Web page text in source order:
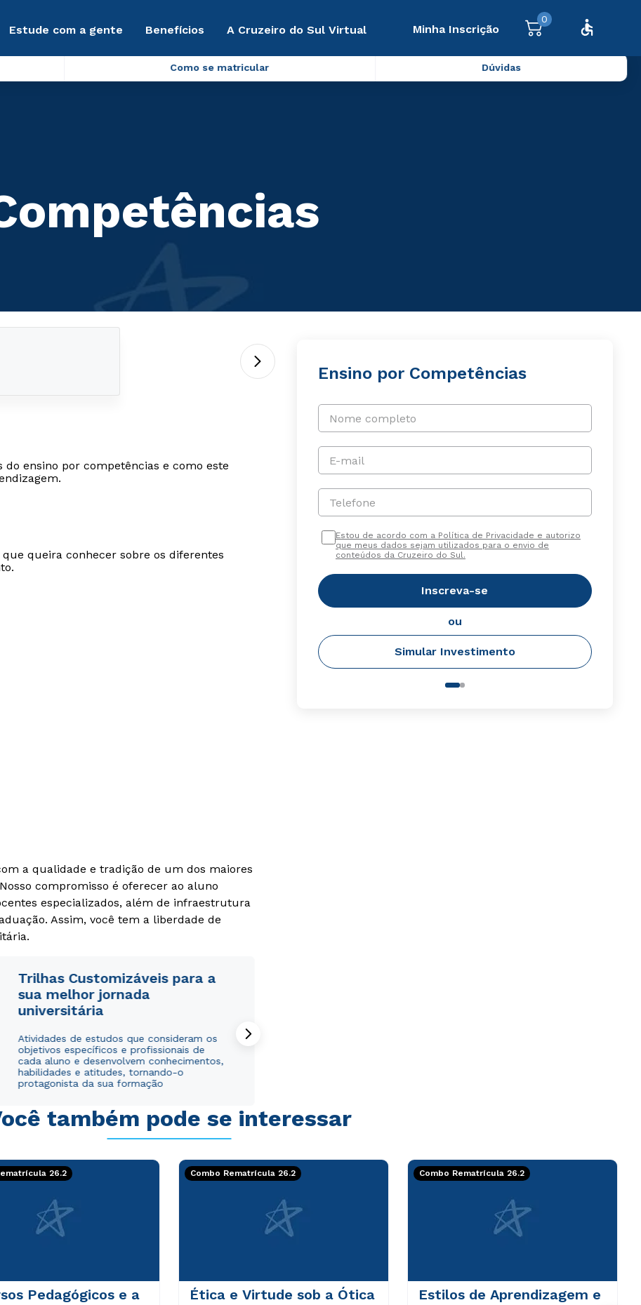
Estude com a gente Benefícios A Cruzeiro do Sul Virtual Minha Inscrição
0
Como se matricular Dúvidas
ensino por competências e como este
queira conhecer sobre os diferentes
a qualidade e tradição de um dos maiores
compromisso é oferecer ao aluno
especializados, além de infraestrutura
Assim, você tem a liberdade de
Trilhas Customizáveis para a
sua melhor jornada
universitária
Atividades de estudos que consideram os
objetivos específicos e profissionais de
cada aluno e desenvolvem conhecimentos,
habilidades e atitudes, tornando-o
protagonista da sua formação
Ensino por Competências
Nome completo
E-mail
Telefone
Estou de acordo com a Política de Privacidade e autorizo
que meus dados sejam utilizados para o envio de
conteúdos da Cruzeiro do Sul.
Inscreva-se
ou
Simular Investimento
também pode se interessar
26.2
Pedagógicos e a
Combo Rematrícula 26.2
Ética e Virtude sob a Ótica
Combo Rematrícula 26.2
Estilos de Aprendizagem e
WhatsApp
ou
Estou de acordo com a Política de Privacidade.e
autorizo que meus dados sejam utilizados para o
WhatsApp
ou
Estou de acordo com a Política de Privacidade.e
autorizo que meus dados sejam utilizados para o